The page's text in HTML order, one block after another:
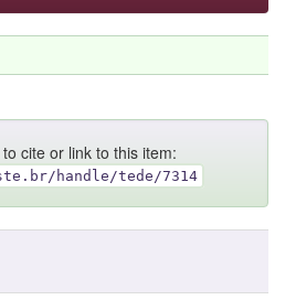
cite or link to this item:
handle/tede/7314